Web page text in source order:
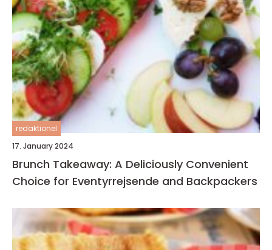
redaktionel
17. January 2024
Brunch Takeaway: A Deliciously Convenient
Choice for Eventyrrejsende and Backpackers